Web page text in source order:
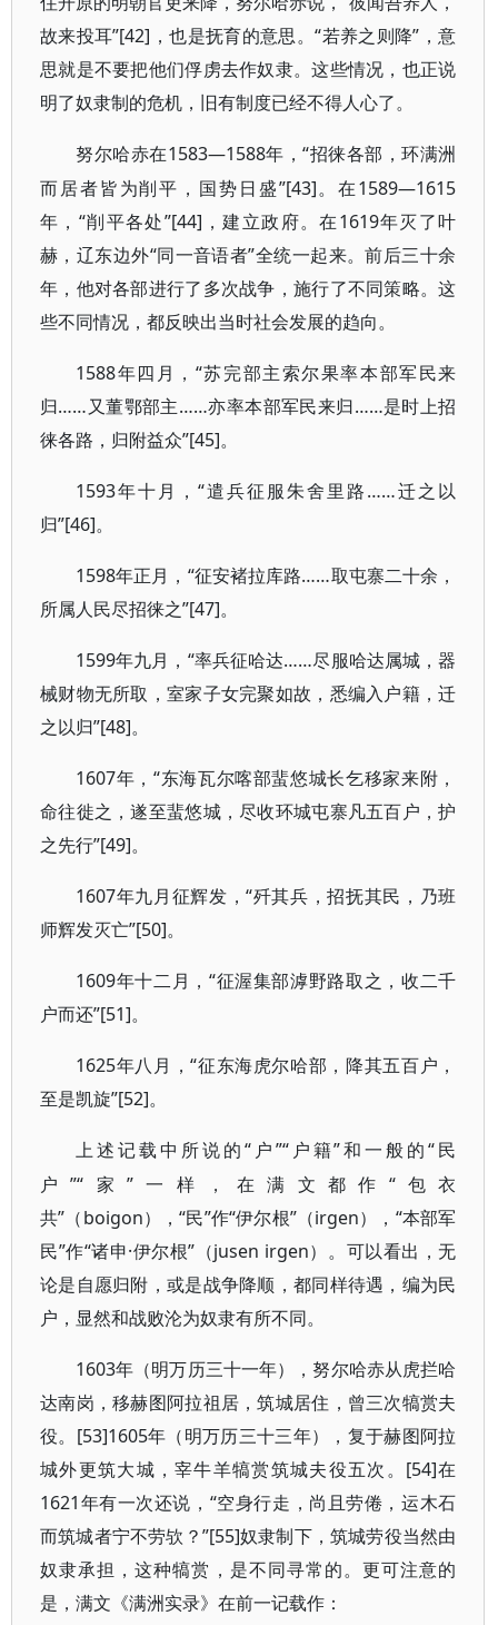
故来投耳”[42]，也是抚育的意思。“若养之则降”，意
思就是不要把他们俘虏去作奴隶。这些情况，也正说
明了奴隶制的危机，旧有制度已经不得人心了。
努尔哈赤在1583—1588年，“招徕各部，环满洲
而居者皆为削平，国势日盛”[43]。在1589—1615
年，“削平各处”[44]，建立政府。在1619年灭了叶
赫，辽东边外“同一音语者”全统一起来。前后三十余
年，他对各部进行了多次战争，施行了不同策略。这
些不同情况，都反映出当时社会发展的趋向。
1588年四月，“苏完部主索尔果率本部军民来
归……又董鄂部主……亦率本部军民来归……是时上招
徕各路，归附益众”[45]。
1593年十月，“遣兵征服朱舍里路……迁之以
归”[46]。
1598年正月，“征安褚拉库路……取屯寨二十余，
所属人民尽招徕之”[47]。
1599年九月，“率兵征哈达……尽服哈达属城，器
械财物无所取，室家子女完聚如故，悉编入户籍，迁
之以归”[48]。
1607年，“东海瓦尔喀部蜚悠城长乞移家来附，
命往徙之，遂至蜚悠城，尽收环城屯寨凡五百户，护
之先行”[49]。
1607年九月征辉发，“歼其兵，招抚其民，乃班
师辉发灭亡”[50]。
1609年十二月，“征渥集部滹野路取之，收二千
户而还”[51]。
1625年八月，“征东海虎尔哈部，降其五百户，
至是凯旋”[52]。
上述记载中所说的 “户”“户籍”和一般的“民
户”“家”一样，在满文都作“包衣
共”（boigon），“民”作“伊尔根”（irgen），“本部军
民”作“诸申·伊尔根”（jusen irgen）。可以看出，无
论是自愿归附，或是战争降顺，都同样待遇，编为民
户，显然和战败沦为奴隶有所不同。
1603年（明万历三十一年），努尔哈赤从虎拦哈
达南岗，移赫图阿拉祖居，筑城居住，曾三次犒赏夫
役。[53]1605年（明万历三十三年），复于赫图阿拉
城外更筑大城，宰牛羊犒赏筑城夫役五次。[54]在
1621年有一次还说，“空身行走，尚且劳倦，运木石
而筑城者宁不劳欤？”[55]奴隶制下，筑城劳役当然由
奴隶承担，这种犒赏，是不同寻常的。更可注意的
是，满文《满洲实录》在前一记载作：